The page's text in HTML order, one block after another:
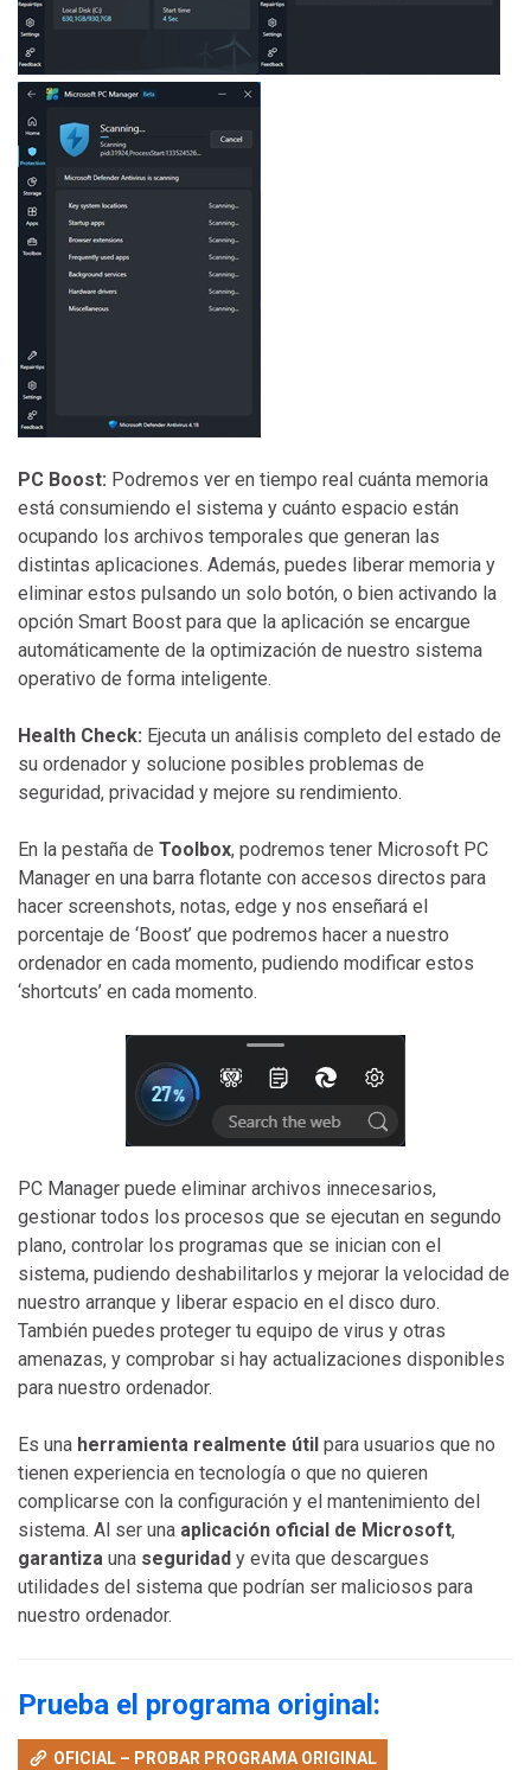
PC Boost: Podremos ver en tiempo real cuánta memoria
está consumiendo el sistema y cuánto espacio están
ocupando los archivos temporales que generan las
distintas aplicaciones. Además, puedes liberar memoria y
eliminar estos pulsando un solo botón, o bien activando la
opción Smart Boost para que la aplicación se encargue
automáticamente de la optimización de nuestro sistema
operativo de forma inteligente.
Health Check: Ejecuta un análisis completo del estado de
su ordenador y solucione posibles problemas de
seguridad, privacidad y mejore su rendimiento.
En la pestaña de Toolbox, podremos tener Microsoft PC
Manager en una barra flotante con accesos directos para
hacer screenshots, notas, edge y nos enseñará el
porcentaje de ‘Boost’ que podremos hacer a nuestro
ordenador en cada momento, pudiendo modificar estos
‘shortcuts’ en cada momento.
PC Manager puede eliminar archivos innecesarios,
gestionar todos los procesos que se ejecutan en segundo
plano, controlar los programas que se inician con el
sistema, pudiendo deshabilitarlos y mejorar la velocidad de
nuestro arranque y liberar espacio en el disco duro.
También puedes proteger tu equipo de virus y otras
amenazas, y comprobar si hay actualizaciones disponibles
para nuestro ordenador.
Es una herramienta realmente útil para usuarios que no
tienen experiencia en tecnología o que no quieren
complicarse con la configuración y el mantenimiento del
sistema. Al ser una aplicación oficial de Microsoft,
garantiza una seguridad y evita que descargues
utilidades del sistema que podrían ser maliciosos para
nuestro ordenador.
Prueba el programa original:
OFICIAL – PROBAR PROGRAMA ORIGINAL